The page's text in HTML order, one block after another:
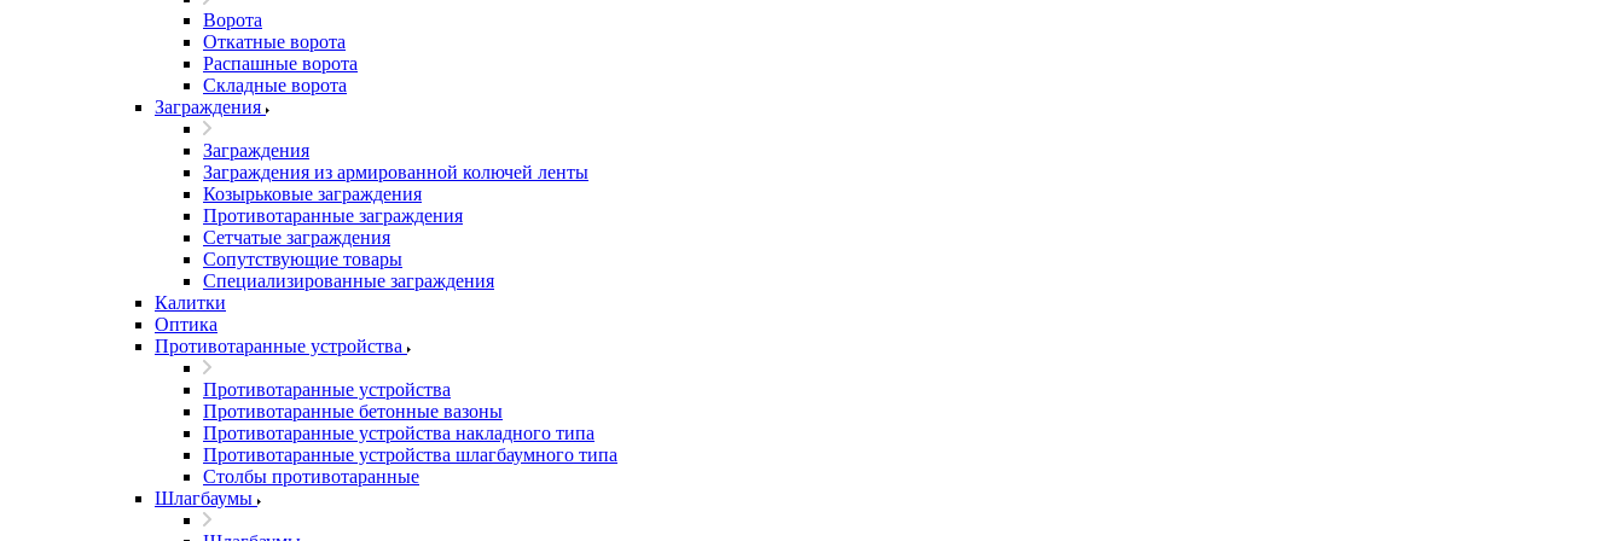
Ворота
Откатные ворота
Распашные ворота
Складные ворота
Заграждения
Заграждения
Заграждения из армированной колючей ленты
Козырьковые заграждения
Противотаранные заграждения
Сетчатые заграждения
Сопутствующие товары
Специализированные заграждения
Калитки
Оптика
Противотаранные устройства
Противотаранные устройства
Противотаранные бетонные вазоны
Противотаранные устройства накладного типа
Противотаранные устройства шлагбаумного типа
Столбы противотаранные
Шлагбаумы